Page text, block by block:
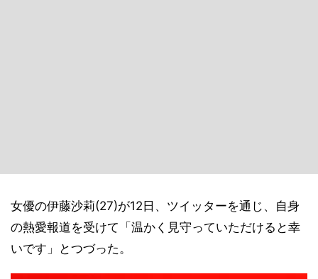
女優の伊藤沙莉(27)が12日、ツイッターを通じ、自身
の熱愛報道を受けて「温かく見守っていただけると幸
いです」とつづった。